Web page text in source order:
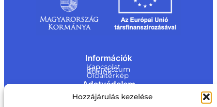
Hozzájárulás kezelése
Információk
Kapcsolat
Impresszum
Rólunk
Oldaltérkép
Adatvédelem
Jogi nyilatkozat
Adatvédelmi nyilatkozat
Akadálymentesítési nyilatkozat